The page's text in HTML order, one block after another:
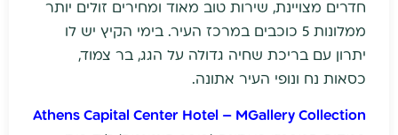
חדרים מצויינת, שירות טוב מאוד ומחירים זולים יותר
ממלונות 5 כוכבים במרכז העיר. בימי הקיץ יש לו
יתרון עם בריכת שחיה גדולה על הגג, בר צמוד,
כסאות נח ונופי העיר אתונה.
Athens Capital Center Hotel – MGallery Collection